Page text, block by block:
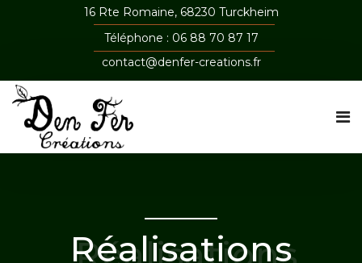
16 Rte Romaine, 68230 Turckheim
Téléphone : 06 88 70 87 17
contact@denfer-creations.fr
Réalisations